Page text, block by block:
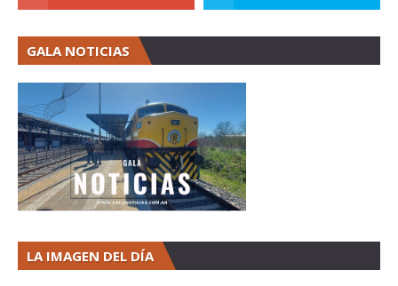
GALA NOTICIAS
LA IMAGEN DEL DÍA